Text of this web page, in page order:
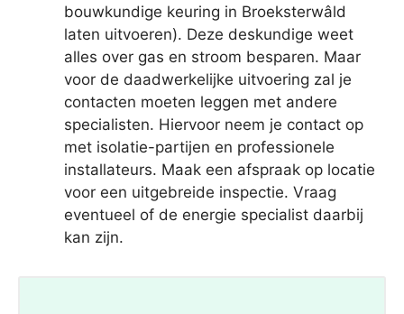
bouwkundige keuring in Broeksterwâld
laten uitvoeren). Deze deskundige weet
alles over gas en stroom besparen. Maar
voor de daadwerkelijke uitvoering zal je
contacten moeten leggen met andere
specialisten. Hiervoor neem je contact op
met isolatie-partijen en professionele
installateurs. Maak een afspraak op locatie
voor een uitgebreide inspectie. Vraag
eventueel of de energie specialist daarbij
kan zijn.